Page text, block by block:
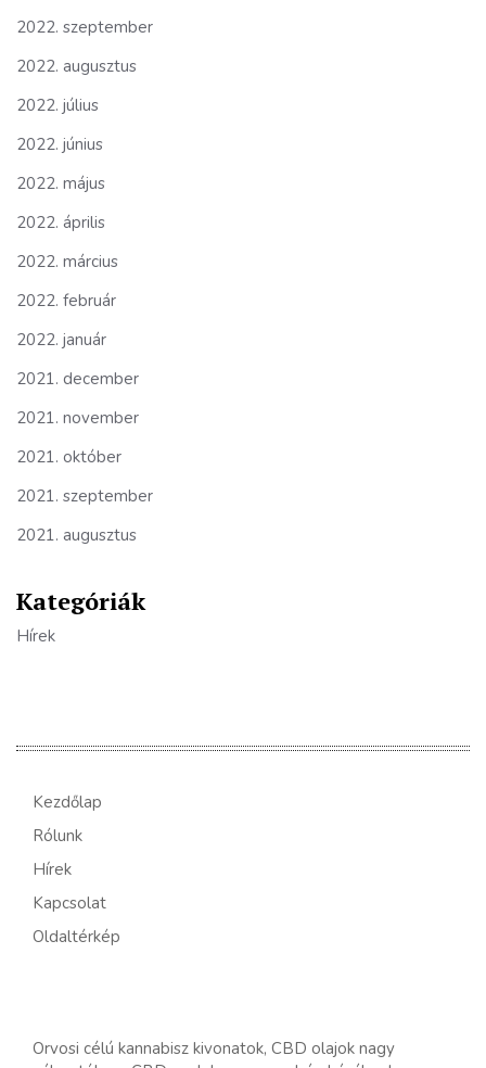
2022. szeptember
2022. augusztus
2022. július
2022. június
2022. május
2022. április
2022. március
2022. február
2022. január
2021. december
2021. november
2021. október
2021. szeptember
2021. augusztus
Kategóriák
Hírek
Kezdőlap
Rólunk
Hírek
Kapcsolat
Oldaltérkép
Orvosi célú kannabisz kivonatok, CBD olajok nagy